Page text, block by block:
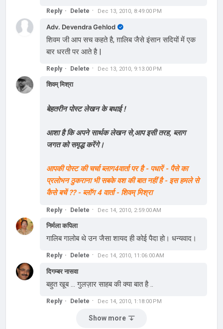
Reply Delete Dec 13, 2010, 8:49:00 PM
Adv. Devendra Gehlod
शिवम जी आप सच कहते है, ग़ालिब जैसे इंसान सदियों में एक
बार धरती पर आते है |
Reply Delete Dec 13, 2010, 9:13:00 PM
शिवम् मिश्रा
बेहतरीन पोस्ट लेखन के बधाई !
आशा है कि अपने सार्थक लेखन से,आप इसी तरह, ब्लाग
जगत को समृद्ध करेंगे।
आपकी पोस्ट की चर्चा ब्लाग4वार्ता पर है - पधारें - पैसे का
प्रलोभन ठुकराना भी सबके वश की बात नहीं है - इस हमले से
कैसे बचें ?? - ब्लॉग 4 वार्ता - शिवम् मिश्रा
Reply Delete Dec 14, 2010, 2:59:00 AM
निर्मला कपिला
गालिब गालोब थे उन जैसा शायद ही कोई पैदा हो। धन्यवाद।
Reply Delete Dec 14, 2010, 11:06:00 AM
दिगम्बर नासवा
बहुत खूब ... गुलज़ार साहब की क्या बात है ..
Reply Delete Dec 14, 2010, 1:18:00 PM
Show more